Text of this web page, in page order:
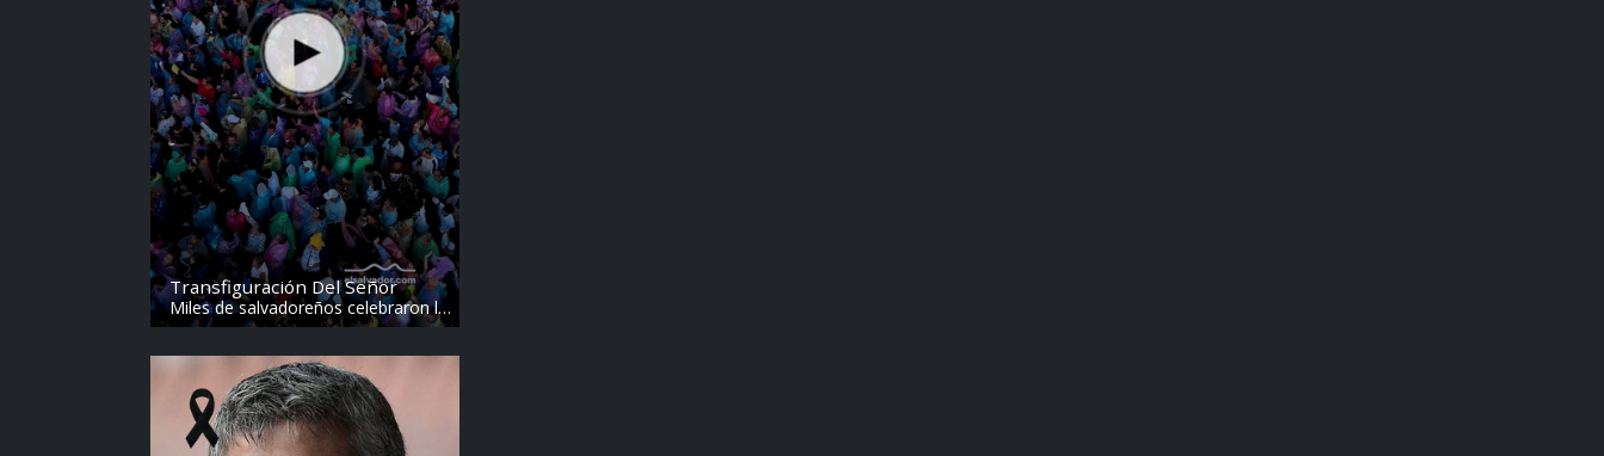
Transfiguración Del Señor
Miles de salvadoreños celebraron la
Transfiguración del Divino Salvador
Steven Anzora